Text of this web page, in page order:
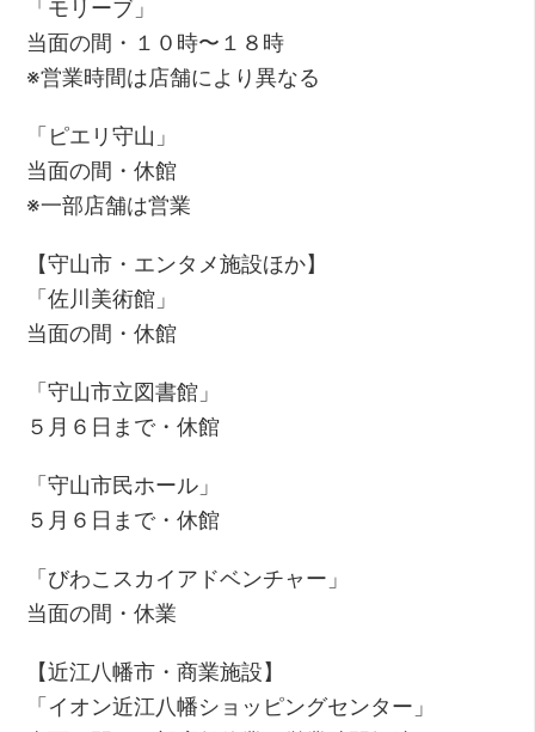
「モリーブ」
当面の間・１０時〜１８時
※営業時間は店舗により異なる
「ピエリ守山」
当面の間・休館
※一部店舗は営業
【守山市・エンタメ施設ほか】
「佐川美術館」
当面の間・休館
「守山市立図書館」
５月６日まで・休館
「守山市民ホール」
５月６日まで・休館
「びわこスカイアドベンチャー」
当面の間・休業
【近江八幡市・商業施設】
「イオン近江八幡ショッピングセンター」